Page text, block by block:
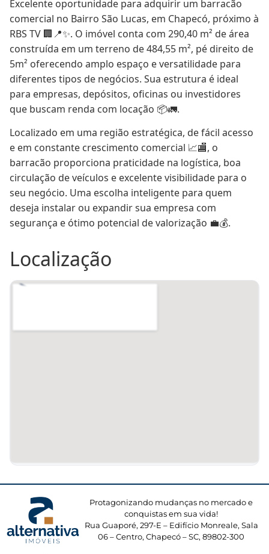
Excelente oportunidade para adquirir um barracão
comercial no Bairro São Lucas, em Chapecó, próximo à
RBS TV 🏢📍✨. O imóvel conta com 290,40 m² de área
construída em um terreno de 484,55 m², pé direito de
5m² oferecendo amplo espaço e versatilidade para
diferentes tipos de negócios. Sua estrutura é ideal
para empresas, depósitos, oficinas ou investidores
que buscam renda com locação 📦🚛.
Localizado em uma região estratégica, de fácil acesso
e em constante crescimento comercial 📈🏬, o
barracão proporciona praticidade na logística, boa
circulação de veículos e excelente visibilidade para o
seu negócio. Uma escolha inteligente para quem
deseja instalar ou expandir sua empresa com
segurança e ótimo potencial de valorização 💼💰.
Localização
Protagonizando mudanças no mercado e
conquistas em sua vida!
Rua Guaporé, 297-E – Edifício Monreale, Sala
06 – Centro, Chapecó – SC, 89802-300